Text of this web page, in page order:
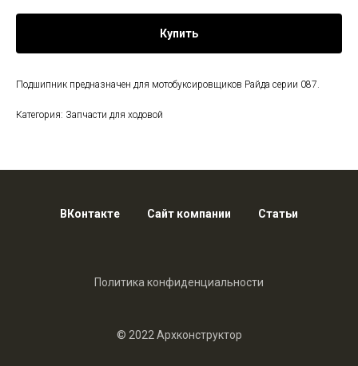
Купить
Подшипник предназначен для мотобуксировщиков Райда серии 087.
Категория: Запчасти для ходовой
ВКонтакте Сайт компании Статьи
Политика конфиденциальности
© 2022 Архконструктор